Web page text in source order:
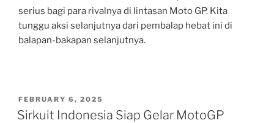
serius bagi para rivalnya di lintasan Moto GP. Kita
tunggu aksi selanjutnya dari pembalap hebat ini di
balapan-bakapan selanjutnya.
POSTED
ON
FEBRUARY 6, 2025
Sirkuit Indonesia Siap Gelar MotoGP